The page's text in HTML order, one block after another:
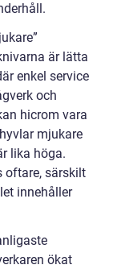
är lätta
enkel service
och
hicrom vara
mjukare
lika höga.
oftare, särskilt
innehåller
ökat